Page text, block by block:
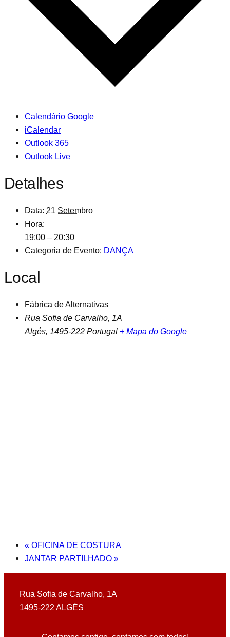
Calendário Google
iCalendar
Outlook 365
Outlook Live
Detalhes
Data: 21 Setembro
Hora:
19:00 – 20:30
Categoria de Evento: DANÇA
Local
Fábrica de Alternativas
Rua Sofia de Carvalho, 1A
Algés, 1495-222 Portugal + Mapa do Google
« OFICINA DE COSTURA
JANTAR PARTILHADO »
Rua Sofia de Carvalho, 1A
1495-222 ALGÉS